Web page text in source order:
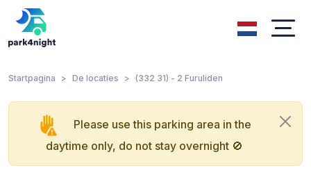
Startpagina De locaties (332 31) - 2 Furuliden
Please use this parking area in the
daytime only, do not stay overnight 🚫